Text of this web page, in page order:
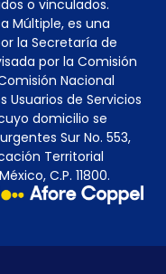
o vinculados.
Múltiple, es una
la Secretaría de
por la Comisión
Nacional
Usuarios de Servicios
domicilio se
Sur No. 553,
Territorial
C.P. 11800.